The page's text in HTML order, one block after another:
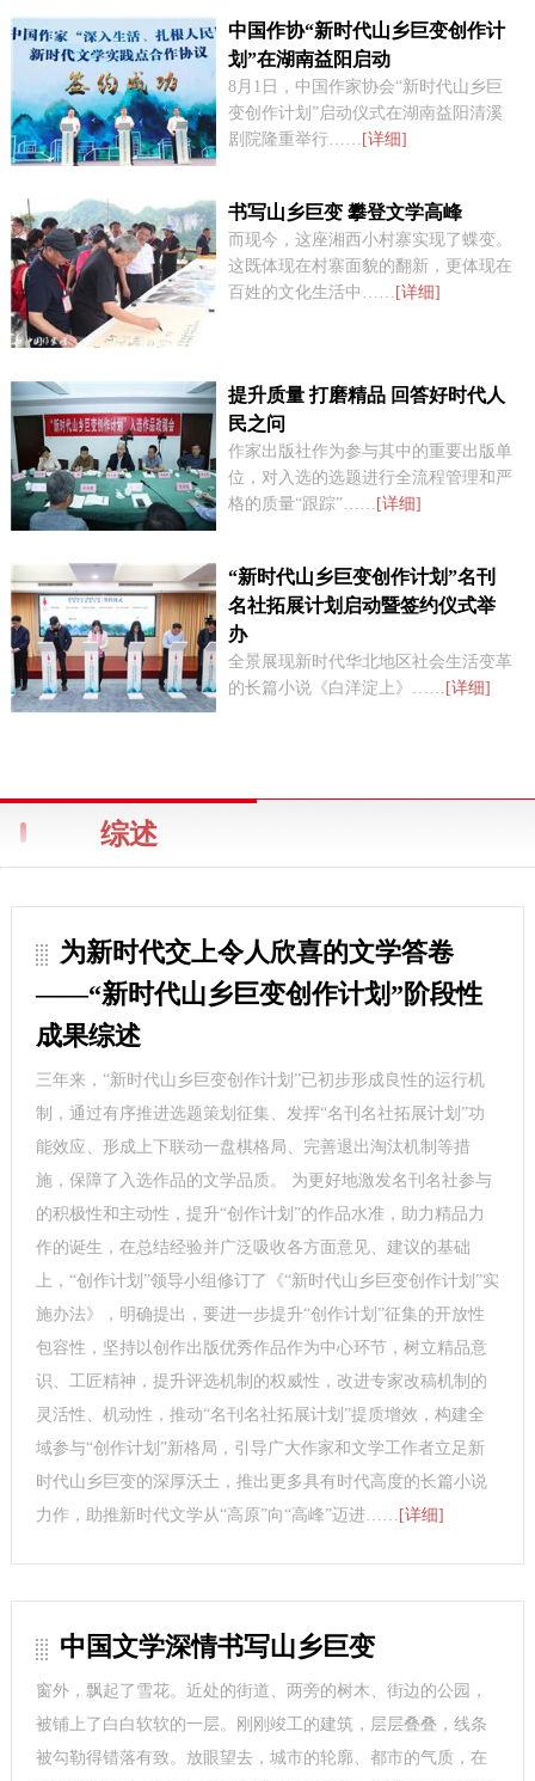
中国作协“新时代山乡巨变创作计
划”在湖南益阳启动
8月1日，中国作家协会“新时代山乡巨
变创作计划”启动仪式在湖南益阳清溪
剧院隆重举行…… [详细]
书写山乡巨变 攀登文学高峰
而现今，这座湘西小村寨实现了蝶变。
这既体现在村寨面貌的翻新，更体现在
百姓的文化生活中…… [详细]
提升质量 打磨精品 回答好时代人
民之问
作家出版社作为参与其中的重要出版单
位，对入选的选题进行全流程管理和严
格的质量“跟踪”…… [详细]
“新时代山乡巨变创作计划”名刊
名社拓展计划启动暨签约仪式举
办
全景展现新时代华北地区社会生活变革
的长篇小说《白洋淀上》……
[详细]
综述
为新时代交上令人欣喜的文学答卷
——“新时代山乡巨变创作计划”阶段性
成果综述
三年来，“新时代山乡巨变创作计划”已初步形成良性的运行机
制，通过有序推进选题策划征集、发挥“名刊名社拓展计划”功
能效应、形成上下联动一盘棋格局、完善退出淘汰机制等措
施，保障了入选作品的文学品质。 为更好地激发名刊名社参与
的积极性和主动性，提升“创作计划”的作品水准，助力精品力
作的诞生，在总结经验并广泛吸收各方面意见、建议的基础
上，“创作计划”领导小组修订了《“新时代山乡巨变创作计划”实
施办法》，明确提出，要进一步提升“创作计划”征集的开放性
包容性，坚持以创作出版优秀作品作为中心环节，树立精品意
识、工匠精神，提升评选机制的权威性，改进专家改稿机制的
灵活性、机动性，推动“名刊名社拓展计划”提质增效，构建全
域参与“创作计划”新格局，引导广大作家和文学工作者立足新
时代山乡巨变的深厚沃土，推出更多具有时代高度的长篇小说
力作，助推新时代文学从“高原”向“高峰”迈进…… [详细]
中国文学深情书写山乡巨变
窗外，飘起了雪花。近处的街道、两旁的树木、街边的公园，
被铺上了白白软软的一层。刚刚竣工的建筑，层层叠叠，线条
被勾勒得错落有致。放眼望去，城市的轮廓、都市的气质，在